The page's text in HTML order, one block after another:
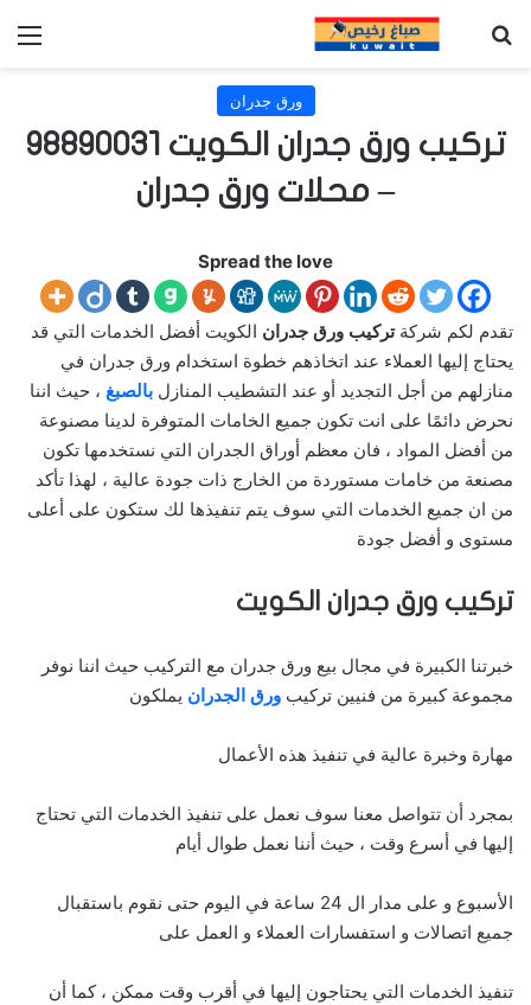
ورق جدران
تركيب ورق جدران الكويت 98890031
– محلات ورق جدران
Spread the love
تقدم لكم شركةتركيب ورق جدران الكويت أفضل الخدمات التي قد
يحتاج إليها العملاء عند اتخاذهم خطوة استخدام ورق جدران في
منازلهم من أجل التجديد أو عند التشطيب المنازل بالصبغ ، حيث اننا
نحرض دائمًا على انت تكون جميع الخامات المتوفرة لدينا مصنوعة
من أفضل المواد ، فان معظم أوراق الجدران التي نستخدمها تكون
مصنعة من خامات مستوردة من الخارج ذات جودة عالية ، لهذا تأكد
من ان جميع الخدمات التي سوف يتم تنفيذها لك ستكون على أعلى
مستوى و أفضل جودة
تركيب ورق جدران الكويت
خبرتنا الكبيرة في مجال بيع ورق جدران مع التركيب حيث اننا نوفر
مجموعة كبيرة من فنيين تركيب ورق الجدران يملكون
مهارة وخبرة عالية في تنفيذ هذه الأعمال
بمجرد أن تتواصل معنا سوف نعمل على تنفيذ الخدمات التي تحتاج
إليها في أسرع وقت ، حيث أننا نعمل طوال أيام
الأسبوع و على مدار ال 24 ساعة في اليوم حتى نقوم باستقبال
جميع اتصالات و استفسارات العملاء و العمل على
تنفيذ الخدمات التي يحتاجون إليها في أقرب وقت ممكن ، كما أن